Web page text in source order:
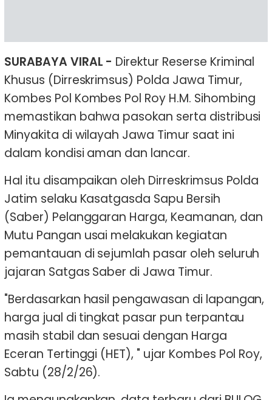
SURABAYA VIRAL - Direktur Reserse Kriminal
Khusus (Dirreskrimsus) Polda Jawa Timur,
Kombes Pol Kombes Pol Roy H.M. Sihombing
memastikan bahwa pasokan serta distribusi
Minyakita di wilayah Jawa Timur saat ini
dalam kondisi aman dan lancar.
Hal itu disampaikan oleh Dirreskrimsus Polda
Jatim selaku Kasatgasda Sapu Bersih
(Saber) Pelanggaran Harga, Keamanan, dan
Mutu Pangan usai melakukan kegiatan
pemantauan di sejumlah pasar oleh seluruh
jajaran Satgas Saber di Jawa Timur.
"Berdasarkan hasil pengawasan di lapangan,
harga jual di tingkat pasar pun terpantau
masih stabil dan sesuai dengan Harga
Eceran Tertinggi (HET), " ujar Kombes Pol Roy,
Sabtu (28/2/26).